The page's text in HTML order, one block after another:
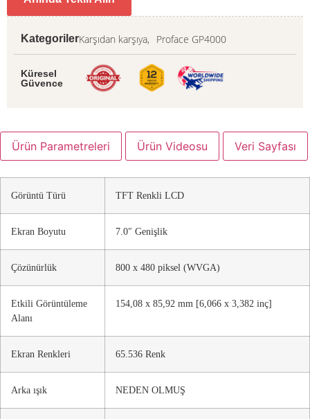
KategorilerKarşıdan karşıya, Proface GP4000
Küresel
Güvence
Ürün Parametreleri Ürün Videosu Veri Sayfası
Görüntü Türü TFT Renkli LCD
Ekran Boyutu 7.0″ Genişlik
Çözünürlük 800 x 480 piksel (WVGA)
Etkili Görüntüleme
Alanı
154,08 x 85,92 mm [6,066 x 3,382 inç]
Ekran Renkleri 65.536 Renk
Arka ışık NEDEN OLMUŞ